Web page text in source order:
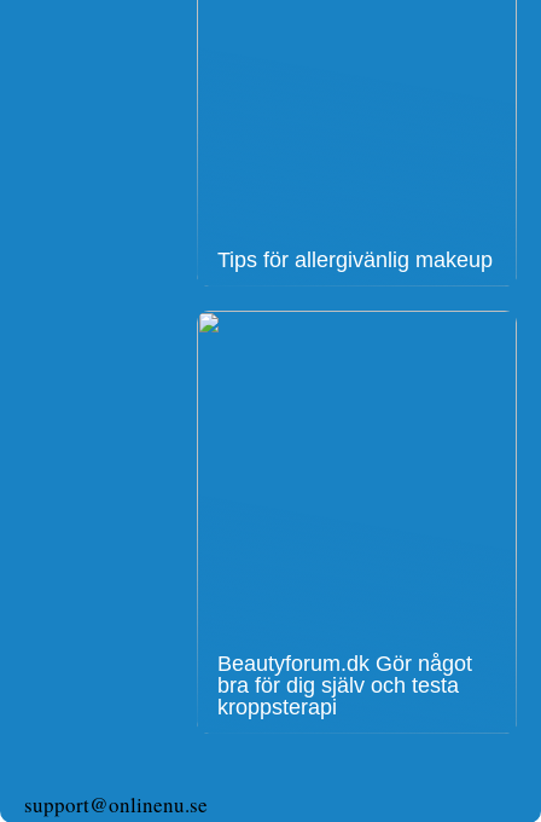
Tips för allergivänlig makeup
Beautyforum.dk Gör något
bra för dig själv och testa
kroppsterapi
support@onlinenu.se